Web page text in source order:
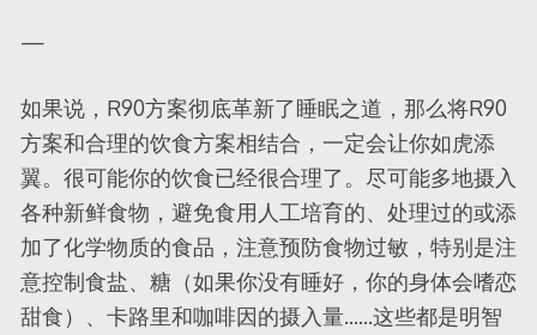
—
如果说，R90方案彻底革新了睡眠之道，那么将R90
方案和合理的饮食方案相结合，一定会让你如虎添
翼。很可能你的饮食已经很合理了。尽可能多地摄入
各种新鲜食物，避免食用人工培育的、处理过的或添
加了化学物质的食品，注意预防食物过敏，特别是注
意控制食盐、糖（如果你没有睡好，你的身体会嗜恋
甜食）、卡路里和咖啡因的摄入量……这些都是明智